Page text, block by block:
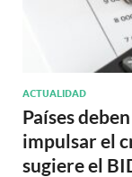
ACTUALIDAD
Países
impulsar el
sugiere el